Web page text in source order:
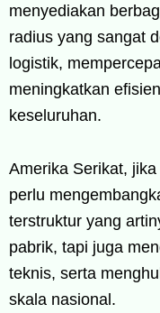
menyediakan
radius yang sangat
logistik,
meningkatkan
keseluruhan.
Amerika Serikat,
perlu
terstruktur yang
pabrik, tapi juga
teknis, serta
skala nasional.